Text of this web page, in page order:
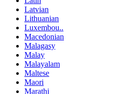
Latvian
Lithuanian
Luxembou..
Macedonian
Malagasy
Malay
Malayalam
Maltese
Maori
Marathi